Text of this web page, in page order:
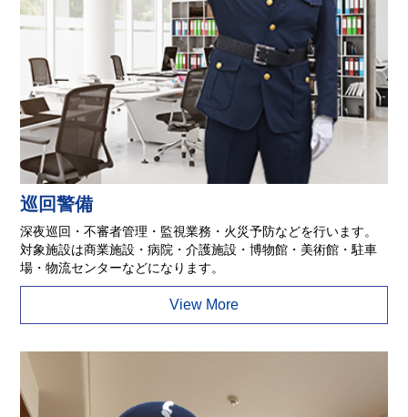
巡回警備
深夜巡回・不審者管理・監視業務・火災予防などを行います。
対象施設は商業施設・病院・介護施設・博物館・美術館・駐車
場・物流センターなどになります。
View More